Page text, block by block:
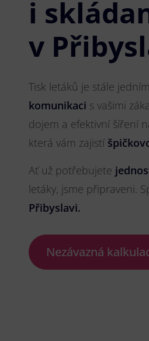
i
v
Tisk letáků je stále
komunikaci s vašimi
dojem a efektivní šíření
která vám zajistí
Ať už potřebujete
letáky, jsme připraveni.
Přibyslavi.
Nezávazná